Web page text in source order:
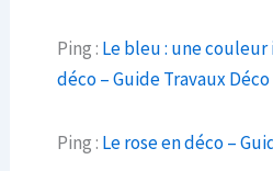
Ping : Le bleu : une
déco – Guide Travaux Déco
Ping : Le rose en déco –